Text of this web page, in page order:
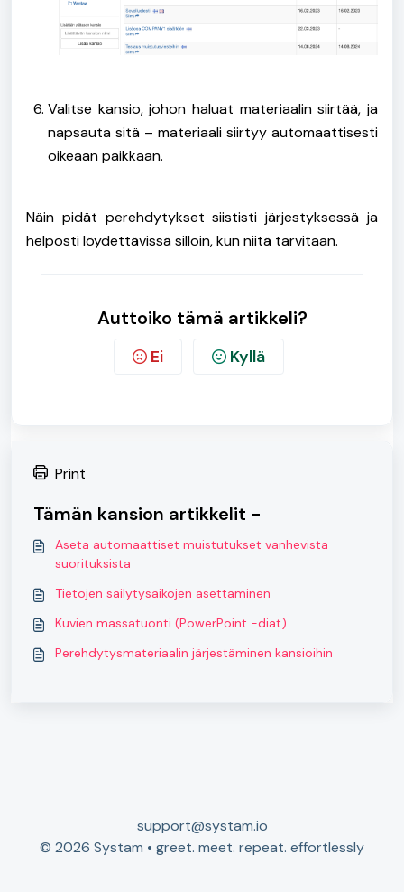
Valitse kansio, johon haluat materiaalin siirtää, ja
napsauta sitä – materiaali siirtyy automaattisesti
oikeaan paikkaan.
Näin pidät perehdytykset siististi järjestyksessä ja
helposti löydettävissä silloin, kun niitä tarvitaan.
Auttoiko tämä artikkeli?
Ei Kyllä
Print
Tämän kansion artikkelit -
Aseta automaattiset muistutukset vanhevista
suorituksista
Tietojen säilytysaikojen asettaminen
Kuvien massatuonti (PowerPoint -diat)
Perehdytysmateriaalin järjestäminen kansioihin
support@systam.io
© 2026 Systam • greet. meet. repeat. effortlessly